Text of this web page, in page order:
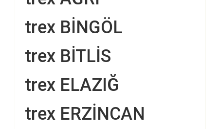
trex BİNGÖL
trex BİTLİS
trex ELAZIĞ
trex ERZİNCAN